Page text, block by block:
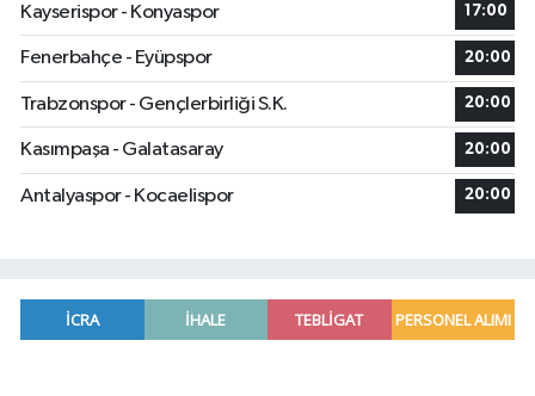
Kayserispor - Konyaspor
17:00
Fenerbahçe - Eyüpspor 20:00
Trabzonspor - Gençlerbirliği S.K. 20:00
Kasımpaşa - Galatasaray 20:00
Antalyaspor - Kocaelispor 20:00